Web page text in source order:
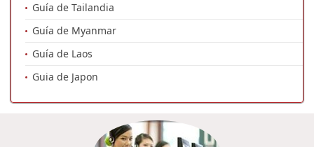
Guía de Tailandia
Guía de Myanmar
Guía de Laos
Guia de Japon